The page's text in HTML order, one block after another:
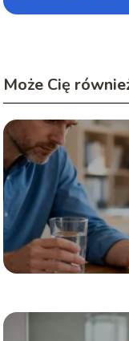
Może Cię